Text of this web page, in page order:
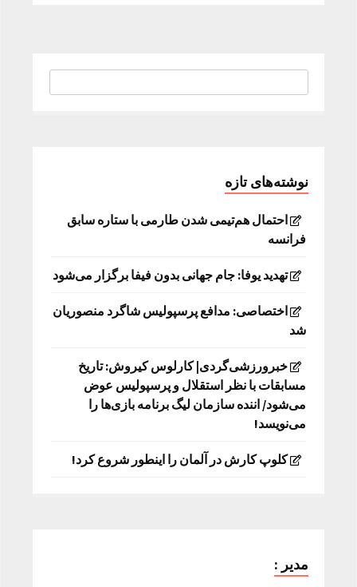
نوشته‌های تازه
احتمال هم‌تیمی شدن طارمی با ستاره سابق
فرانسه
تهدید یوفا: جام جهانی بدون فیفا برگزار می‌شود
اختصاصی: مدافع پرسپولیس شاگرد منصوریان
شد
خبرورزشی‌گردی| کارلوس کیروش: تاریخ
مسابقات با نظر استقلال و پرسپولیس عوض
می‌شود/ اننده سازمان لیگ برنامه بازی‌ها را
می‌نویسد!
کلوپ کارش در آلمان را اینطور شروع کرد!
مدیر :